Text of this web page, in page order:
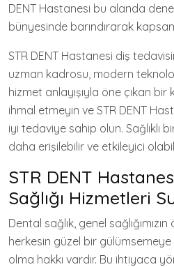
DENT Hastanesi bu alanda
bünyesinde barındırarak
STR DENT Hastanesi diş
uzman kadrosu, modern
hizmet anlayışıyla öne çıkan bir
ihmal etmeyin ve STR DENT
iyi tedaviye sahip olun. Sağlıklı
daha erişilebilir ve etkileyici
STR DENT
Sağlığı Hizmetleri
Dental sağlık, genel
herkesin güzel bir gülümsemeye
olma hakkı vardır. Bu ihtiyaca